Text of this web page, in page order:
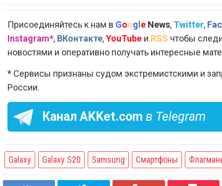
Присоединяйтесь к нам в Google News, Twitter,
Instagram*, ВКонтакте,YouTube и RSS чтобы
новостями и оперативно получать интересные
* Сервисы признаны судом экстремистскими и
России.
Канал AKKet.com в Telegram
Galaxy Galaxy S20 Samsung Смартфоны